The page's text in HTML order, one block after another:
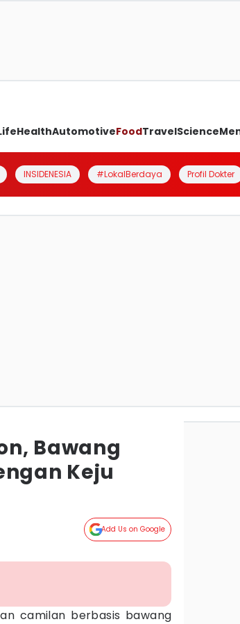
HealthAutomotiveFoodTravelScience
INSIDENESIA #LokalBerdaya Profil Dokter
Bawang
Keju
Add Us on Google
camilan berbasis bawang